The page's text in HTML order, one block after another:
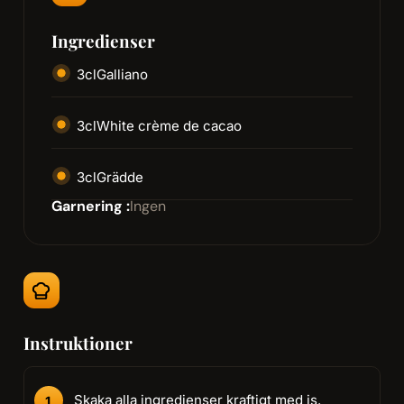
Ingredienser
3clGalliano
3clWhite crème de cacao
3clGrädde
Garnering :Ingen
Instruktioner
Skaka alla ingredienser kraftigt med is.